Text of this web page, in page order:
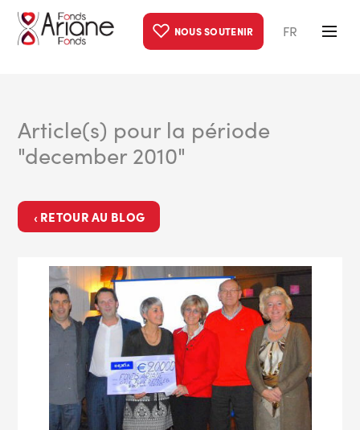
NOUS SOUTENIR FR
Article(s) pour la période
"december 2010"
‹ RETOUR AU BLOG